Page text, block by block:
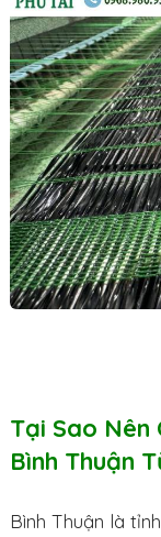
Tại Sao Nên
Bình Thuận
Bình Thuận là